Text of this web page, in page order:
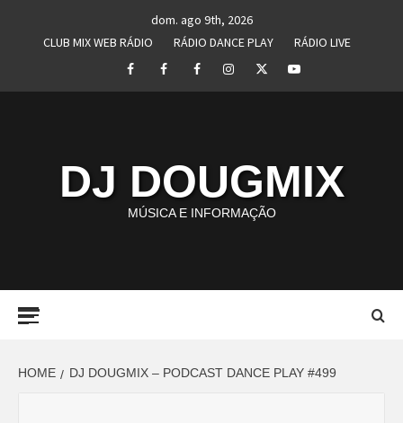
dom. ago 9th, 2026
CLUB MIX WEB RÁDIO
RÁDIO DANCE PLAY
RÁDIO LIVE
FacebookPerfil
I
Perfil
II
InstagramTwitterYoutube
DJ DOUGMIX
MÚSICA E INFORMAÇÃO
HOME DJ DOUGMIX – PODCAST DANCE PLAY #499